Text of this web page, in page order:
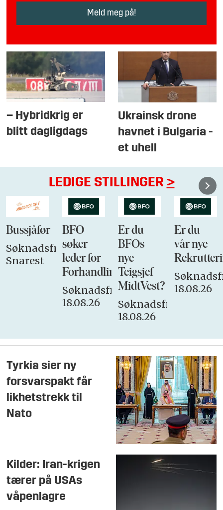
– Hybridkrig er
blitt dagligdags
Ukrainsk drone
havnet i Bulgaria -
et uhell
LEDIGE STILLINGER >
Bussjåfør
Søknadsfrist:
Snarest
BFO
søker
leder for
Forhandlingsutvalget
Søknadsfrist:
18.08.26
Er du
BFOs
nye
Teigsjef
MidtVest?
Søknadsfrist:
18.08.26
Er du
vår nye
18.08.26
Tyrkia sier ny
forsvarspakt får
likhetstrekk til
Nato
Kilder: Iran-krigen
tærer på USAs
våpenlagre